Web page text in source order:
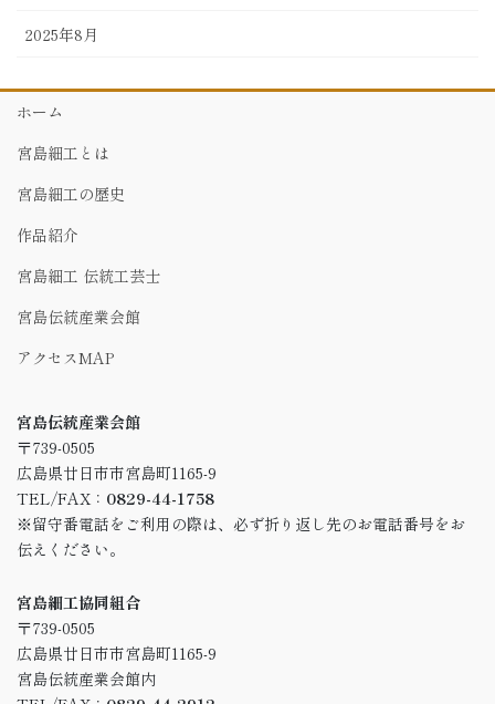
2025年8月
ホーム
宮島細工とは
宮島細工の歴史
作品紹介
宮島細工 伝統工芸士
宮島伝統産業会館
アクセスMAP
宮島伝統産業会館
〒739-0505
広島県廿日市市宮島町1165-9
TEL/FAX： 0829-44-1758
※留守番電話をご利用の際は、必ず折り返し先のお電話番号をお
伝えください。
宮島細工協同組合
〒739-0505
広島県廿日市市宮島町1165-9
宮島伝統産業会館内